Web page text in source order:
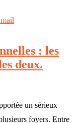
: les
deux.
un sérieux
foyers. Entre